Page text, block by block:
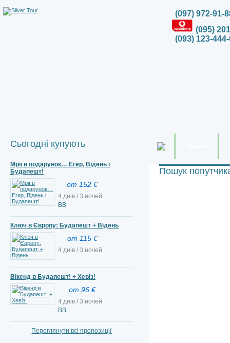
(097) 972-91-
(095)
(093) 123-
Пошук
Сьогодні купують
Мрії в подарунок… Егер, Відень і
Будапешт!
от 152 €
4 днів / 3 ночей
BB
Ключ в Європу: Будапешт + Відень
от 115 €
4 днів / 3 ночей
Вікенд в Будапешт! + Хевіз!
от 96 €
4 днів / 3 ночей
ВВ
Переглянути всі пропозиції